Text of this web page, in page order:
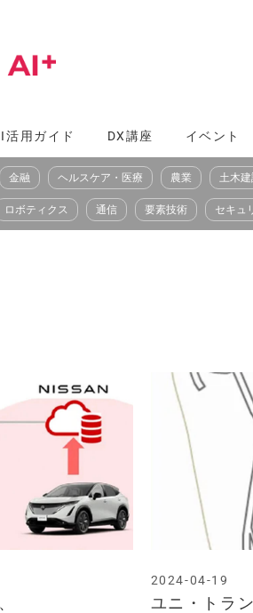
活用ガイド DX講座 イベント
金融 ヘルスケア・医療 農業 土木建
ロボティクス 通信 要素技術 セキュ
ユニ・トラ
2024-04-19